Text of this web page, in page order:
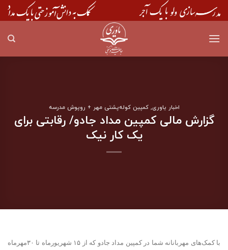
Skip
to
اخبار یاوری,کمپین کوله‌پشتی مهر + روپوش مدرسه
گزارش مالی کمپین مداد جادو/ رقابتی برای
یک کار نیک
با کمک‌های مهربانانه شما در کمپین مداد جادو که از ۱۵ شهریورماه تا ۳۰مهرماه